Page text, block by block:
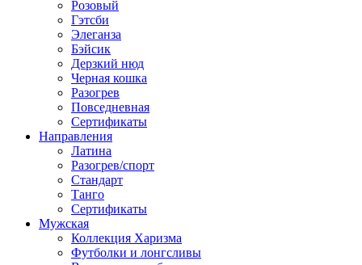
Розовый
Гэтсби
Элеганза
Бэйсик
Дерзкий нюд
Черная кошка
Разогрев
Повседневная
Сертификаты
Направления
Латина
Разогрев/спорт
Стандарт
Танго
Сертификаты
Мужская
Коллекция Харизма
Футболки и лонгсливы